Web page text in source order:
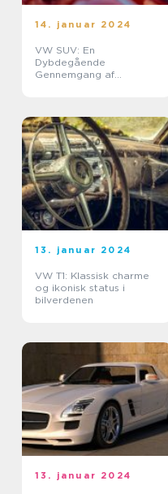
14. januar 2024
VW SUV: En
Dybdegående
Gennemgang af
13. januar 2024
VW T1: Klassisk charme
og ikonisk status i
bilverdenen
13. januar 2024